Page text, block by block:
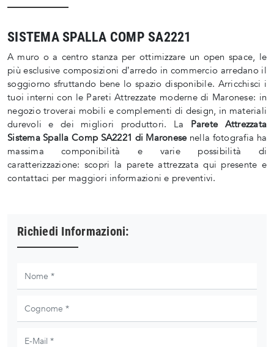
SISTEMA SPALLA COMP SA2221
A muro o a centro stanza per ottimizzare un open space, le
più esclusive composizioni d’arredo in commercio arredano il
soggiorno sfruttando bene lo spazio disponibile. Arricchisci i
tuoi interni con le Pareti Attrezzate moderne di Maronese: in
negozio troverai mobili e complementi di design, in materiali
durevoli e dei migliori produttori. La Parete Attrezzata
Sistema Spalla Comp SA2221 di Maronesenella fotografia ha
massima componibilità e varie possibilità di
caratterizzazione: scopri la parete attrezzata qui presente e
contattaci per maggiori informazioni e preventivi.
Richiedi Informazioni: